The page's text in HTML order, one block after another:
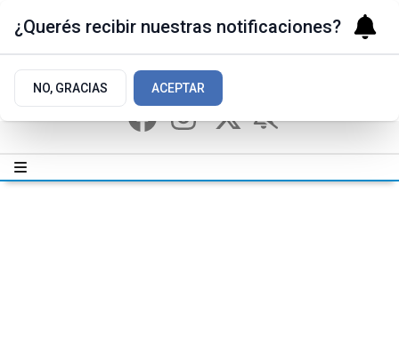
¿Querés recibir nuestras notificaciones?
NO, GRACIAS ACEPTAR